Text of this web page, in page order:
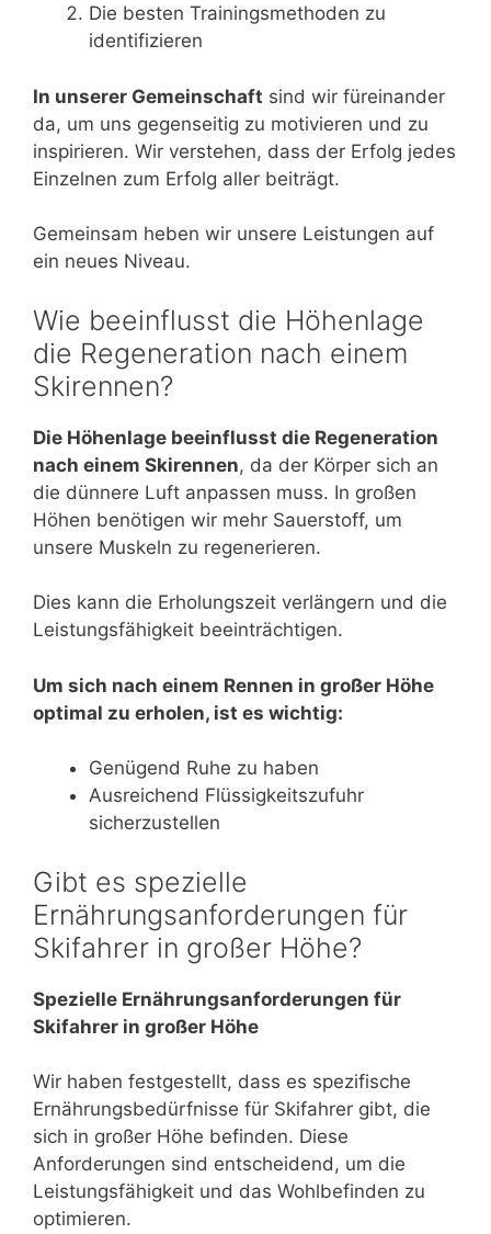
Die besten Trainingsmethoden zu
identifizieren
In unserer Gemeinschaft sind wir füreinander
da, um uns gegenseitig zu motivieren und zu
inspirieren. Wir verstehen, dass der Erfolg jedes
Einzelnen zum Erfolg aller beiträgt.
Gemeinsam heben wir unsere Leistungen auf
ein neues Niveau.
Wie beeinflusst die Höhenlage
die Regeneration nach einem
Skirennen?
Die Höhenlage beeinflusst die Regeneration
nach einem Skirennen, da der Körper sich an
die dünnere Luft anpassen muss. In großen
Höhen benötigen wir mehr Sauerstoff, um
unsere Muskeln zu regenerieren.
Dies kann die Erholungszeit verlängern und die
Leistungsfähigkeit beeinträchtigen.
Um sich nach einem Rennen in großer Höhe
optimal zu erholen, ist es wichtig:
Genügend Ruhe zu haben
Ausreichend Flüssigkeitszufuhr
sicherzustellen
Gibt es spezielle
Ernährungsanforderungen für
Skifahrer in großer Höhe?
Spezielle Ernährungsanforderungen für
Skifahrer in großer Höhe
Wir haben festgestellt, dass es spezifische
Ernährungsbedürfnisse für Skifahrer gibt, die
sich in großer Höhe befinden. Diese
Anforderungen sind entscheidend, um die
Leistungsfähigkeit und das Wohlbefinden zu
optimieren.